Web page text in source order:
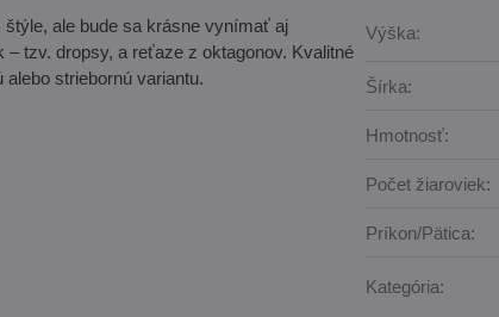
ale bude sa krásne vynímať aj
tzv. dropsy, a reťaze z oktagonov. Kvalitné
striebornú variantu.
Výška:
Šírka:
Hmotnosť:
Počet žiaroviek:
Príkon/Pätica:
Kategória: